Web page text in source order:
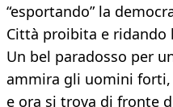
“esportando” la
Città proibita e
Un bel paradosso per
ammira gli uomini forti,
e ora si trova di fronte